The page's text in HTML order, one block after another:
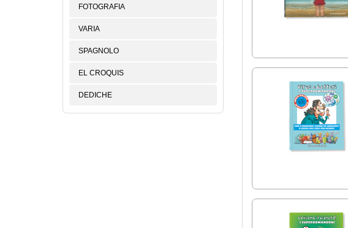
FOTOGRAFIA
VARIA
SPAGNOLO
EL CROQUIS
DEDICHE